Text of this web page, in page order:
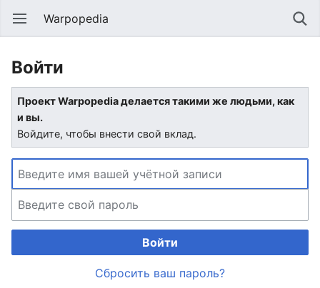
Warpopedia
Войти
Проект Warpopedia делается такими же людьми, как
и вы.
Войдите, чтобы внести свой вклад.
Войти
Сбросить ваш пароль?